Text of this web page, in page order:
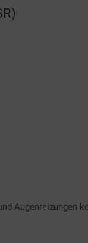
Augenreizungen